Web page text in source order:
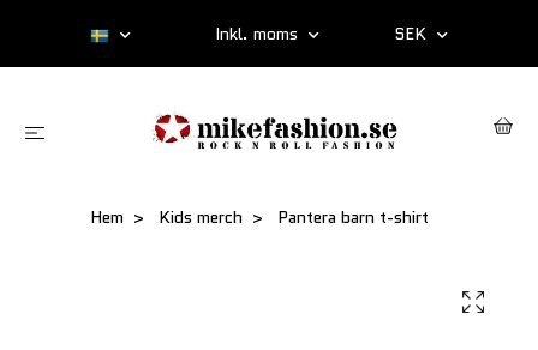
Inkl. moms SEK
Hem Kids merch Pantera barn t-shirt